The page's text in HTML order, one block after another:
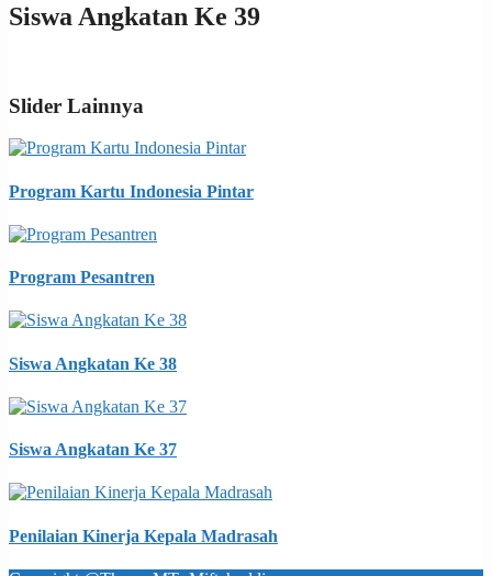
Siswa Angkatan Ke 39
Slider Lainnya
Program Kartu Indonesia Pintar
Program Pesantren
Siswa Angkatan Ke 38
Siswa Angkatan Ke 37
Penilaian Kinerja Kepala Madrasah